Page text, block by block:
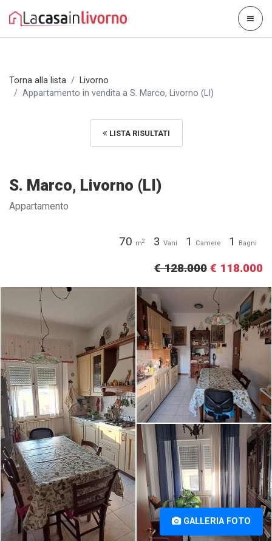
Torna alla lista
Livorno
Appartamento in vendita a S. Marco, Livorno (LI)
LISTA RISULTATI
S. Marco, Livorno (LI)
Appartamento
70 m2 3 Vani 1 Camere 1 Bagni
€ 128.000 € 118.000
Appartamento in vendita a S.
Marco, Livorno (LI) [1/11]
Appartamento in vendita a S.
Marco, Livorno (LI) [2/11]
Appartamento in vendita a S.
Marco, Livorno (LI) [3/11]
GALLERIA FOTO